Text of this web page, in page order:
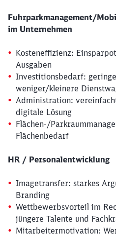
Fuhrparkmanagement/
im Unternehmen
Kosteneffizienz:
Ausgaben
Investitionsbedarf:
weniger/kleinere
Administration:
digitale Lösung
Flächen-/
Flächenbedarf
HR / Personalentwicklung
Imagetransfer: starkes
Branding
Wettbewerbsvorteil im
jüngere Talente und
Mitarbeitermotivation: